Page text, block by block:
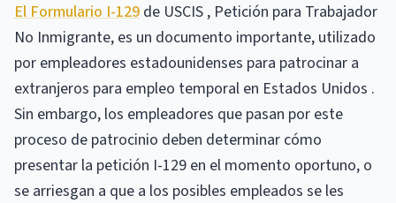
El Formulario I-129 de USCIS , Petición para Trabajador
No Inmigrante, es un documento importante, utilizado
por empleadores estadounidenses para patrocinar a
extranjeros para empleo temporal en Estados Unidos .
Sin embargo, los empleadores que pasan por este
proceso de patrocinio deben determinar cómo
presentar la petición I-129 en el momento oportuno, o
se arriesgan a que a los posibles empleados se les